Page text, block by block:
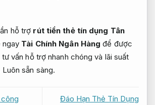
hỗ trợ rút tiền thẻ tín dụng Tân
ngay Tài Chính Ngân Hàng để được
vấn hỗ trợ nhanh chóng và lãi suất
Luôn sẵn sàng.
Đáo Hạn Thẻ Tín Dụng